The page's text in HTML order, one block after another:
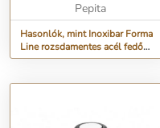
Pepita
Hasonlók, mint Inoxibar Forma
Line rozsdamentes acél fedő
mély serpenyőkhöz, 14...